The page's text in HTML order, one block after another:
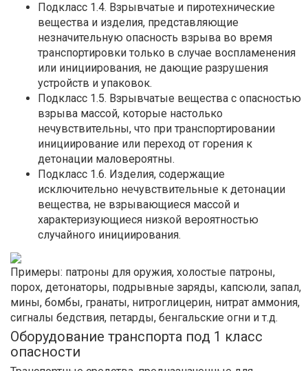
Подкласс 1.4. Взрывчатые и пиротехнические
вещества и изделия, представляющие
незначительную опасность взрыва во время
транспортировки только в случае воспламенения
или инициирования, не дающие разрушения
устройств и упаковок.
Подкласс 1.5. Взрывчатые вещества с опасностью
взрыва массой, которые настолько
нечувствительны, что при транспортировании
инициирование или переход от горения к
детонации маловероятны.
Подкласс 1.6. Изделия, содержащие
исключительно нечувствительные к детонации
вещества, не взрывающиеся массой и
характеризующиеся низкой вероятностью
случайного инициирования.
Примеры: патроны для оружия, холостые патроны,
порох, детонаторы, подрывные заряды, капсюли, запал,
мины, бомбы, гранаты, нитроглицерин, нитрат аммония,
сигналы бедствия, петарды, бенгальские огни и т.д.
Оборудование транспорта под 1 класс
опасности